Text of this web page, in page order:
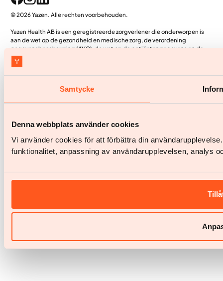
Samtycke
Denna webbplats använder cookies
Vi använder cookies för att förbättra din
funktionalitet, anpassning av användarupplevelsen, analys
© 2026 Yazen. Alle rechten voorbehouden.
Yazen Health AB is een geregistreerde zorgverlener die onderworpen is
aan de wet op de gezondheid en medische zorg, de verordening
gegevensbescherming (AVG), de wet op de patiëntengegevens en de
wet op de patiëntveiligheid. Ons eigen systeem voor medische dossiers
en onze app is geregistreerd bij de Zweedse Inspectie voor de
Gezondheidszorg (IVO).